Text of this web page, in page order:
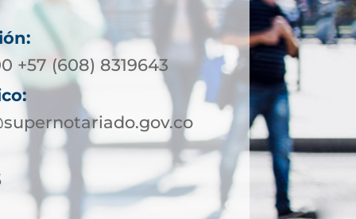
+57 (608) 8319643